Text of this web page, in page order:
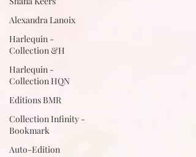
Alexandra Lanoix
Harlequin -
Collection &H
Harlequin -
Collection HQN
Editions BMR
Collection Infinity -
Bookmark
Auto-Edition